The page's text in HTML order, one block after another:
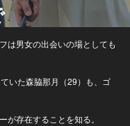
は男女の出会いの場としても
いた森脇那月（29）も、ゴ
が存在することを知る。